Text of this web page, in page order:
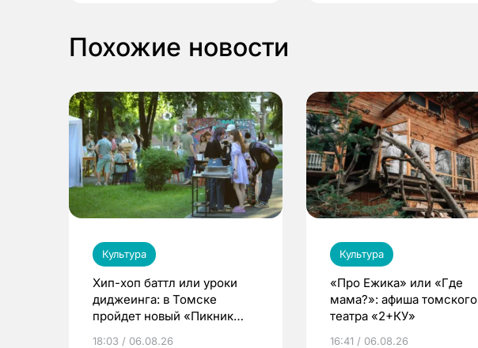
Похожие новости
Культура
Хип-хоп баттл или уроки
диджеинга: в Томске
пройдет новый «Пикник
18:03 / 06.08.26
Культура
«Про Ежика» или «Где
мама?»: афиша томского
театра «2+КУ»
16:41 / 06.08.26